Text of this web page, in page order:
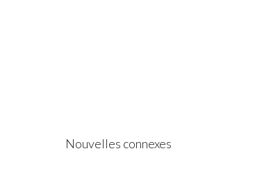
Nouvelles connexes